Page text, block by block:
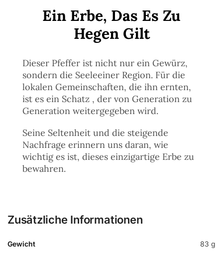
Ein Erbe, Das Es Zu
Hegen Gilt
Dieser Pfeffer ist nicht nur ein Gewürz,
sondern die Seeleeiner Region. Für die
lokalen Gemeinschaften, die ihn ernten,
ist es ein Schatz , der von Generation zu
Generation weitergegeben wird.
Seine Seltenheit und die steigende
Nachfrage erinnern uns daran, wie
wichtig es ist, dieses einzigartige Erbe zu
bewahren.
Zusätzliche Informationen
Gewicht 83 g